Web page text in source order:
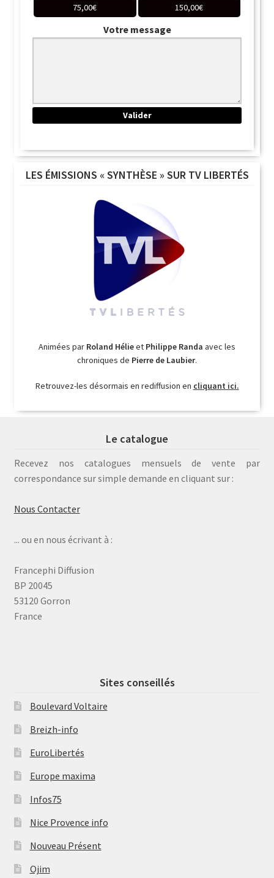
75,00€ 150,00€
Votre message
LES ÉMISSIONS « SYNTHÈSE » SUR TV LIBERTÉS
Animées par Roland Hélieet Philippe Randa avec les
chroniques de Pierre de Laubier.
Retrouvez-les désormais en rediffusion en cliquant ici.
Le catalogue
Recevez nos catalogues mensuels de vente par
correspondance sur simple demande en cliquant sur :
Nous Contacter
... ou en nous écrivant à :
Francephi Diffusion
BP 20045
53120 Gorron
France
Sites conseillés
Boulevard Voltaire
Breizh-info
EuroLibertés
Europe maxima
Infos75
Nice Provence info
Nouveau Présent
Ojim